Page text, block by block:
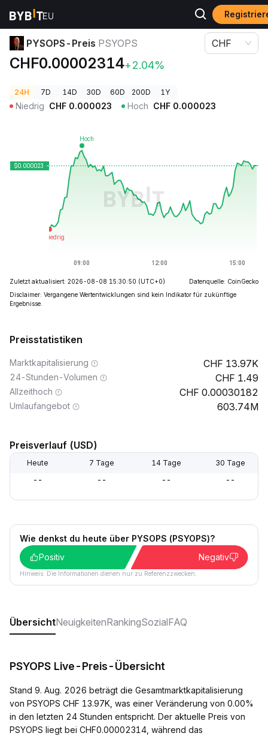
Krypto-Preise
PYSOPS-Preis PSYOPS
CHF0.00002314+2.04%
CHF
24H 7D 14D 30D 60D 200D 1Y
Niedrig CHF 0.000023 Hoch CHF 0.000023
Zuletzt aktualisiert: 2026-08-08 15:30:50 (UTC+0)
Datenquelle: CoinGecko
Disclaimer: Vergangene Wertentwicklungen sind kein Indikator für zukünftige
Ergebnisse.
Preisstatistiken
Marktkapitalisierung 13.97K
24-Stunden-Volumen 1.49
Allzeithoch 0.00030182
Umlaufangebot 603.74M
Preisverlauf (USD)
Heute 7 Tage 14 Tage 30 Tage
-- -- -- --
Wie denkst du heute über PYSOPS (PSYOPS)?
Positiv
Negativ
Hinweis: Die Informationen dienen nur zu Referenzzwecken.
ÜbersichtNeuigkeitenRankingSozialFAQ
PSYOPS Live-Preis-Übersicht
Stand 9. Aug. 2026 beträgt die Gesamtmarktkapitalisierung
von PSYOPS CHF 13.97K, was einer Veränderung von 0.00%
in den letzten 24 Stunden entspricht. Der aktuelle Preis von
PSYOPS liegt bei CHF0.00002314, während das